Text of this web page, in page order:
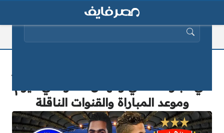
وموعد المباراة والقنوات الناقلة
البحث عن: